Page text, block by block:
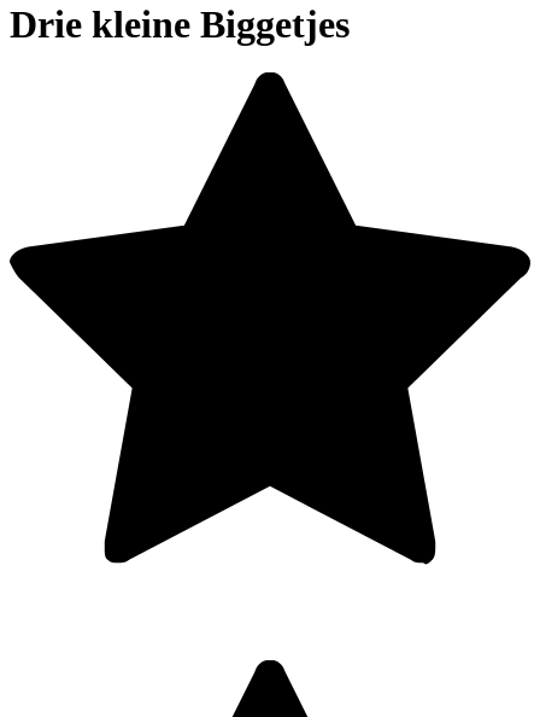
Drie kleine Biggetjes